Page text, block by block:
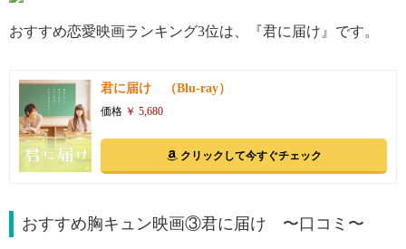
おすすめ恋愛映画ランキング3位は、『君に届け』です。
君に届け （Blu-ray）
価格 ￥ 5,680
クリックして今すぐチェック
おすすめ胸キュン映画③君に届け 〜口コミ〜